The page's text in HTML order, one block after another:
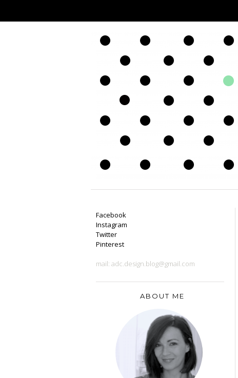
Facebook
Instagram
Twitter
Pinterest
mail: adc.design.blog@gmail.com
ABOUT ME